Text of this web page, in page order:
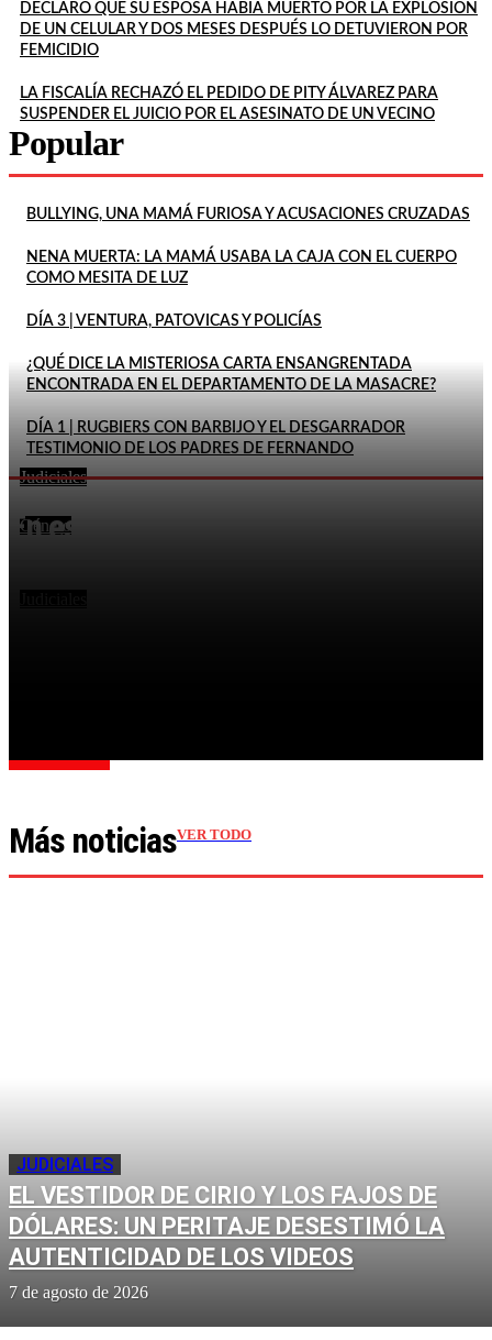
DECLARÓ QUE SU ESPOSA HABÍA MUERTO POR LA EXPLOSIÓN
DE UN CELULAR Y DOS MESES DESPUÉS LO DETUVIERON POR
FEMICIDIO
LA FISCALÍA RECHAZÓ EL PEDIDO DE PITY ÁLVAREZ PARA
SUSPENDER EL JUICIO POR EL ASESINATO DE UN VECINO
Popular
BULLYING, UNA MAMÁ FURIOSA Y ACUSACIONES CRUZADAS
NENA MUERTA: LA MAMÁ USABA LA CAJA CON EL CUERPO
COMO MESITA DE LUZ
DÍA 3 | VENTURA, PATOVICAS Y POLICÍAS
¿QUÉ DICE LA MISTERIOSA CARTA ENSANGRENTADA
ENCONTRADA EN EL DEPARTAMENTO DE LA MASACRE?
DÍA 1 | RUGBIERS CON BARBIJO Y EL DESGARRADOR
TESTIMONIO DE LOS PADRES DE FERNANDO
En este momento
Judiciales
INQUILINOS DE BARRELIER
Género
Más noticiasVER TODO
JUDICIALES
EL VESTIDOR DE CIRIO Y LOS FAJOS DE
DÓLARES: UN PERITAJE DESESTIMÓ LA
AUTENTICIDAD DE LOS VIDEOS
7 de agosto de 2026